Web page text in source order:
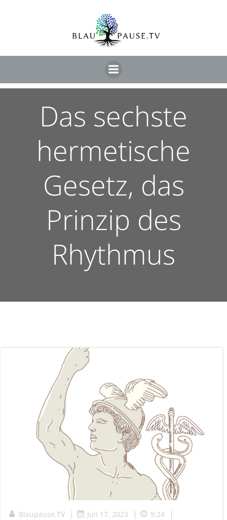
Das sechste
hermetische
Gesetz, das
Prinzip des
Rhythmus
Blaupause.TV | Juli 17, 2023 | 9:24 |